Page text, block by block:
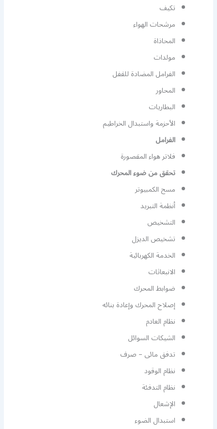
تكيف
مرشحات الهواء
المحاذاة
مولدات
الفرامل المضادة للقفل
المحاور
البطاريات
الأحزمة واستبدال الخراطيم
الفرامل
فلاتر هواء المقصورة
تحقق من ضوء المحرك
مسح الكمبيوتر
أنظمة التبريد
التشخيص
تشخيص الديزل
الخدمة الكهربائية
الانبعاثات
ضوابط المحرك
إصلاح المحرك وإعادة بنائه
نظام العادم
الشيكات السوائل
تدفق مائى – صرف
نظام الوقود
نظام التدفئة
الإشعال
استبدال الضوء